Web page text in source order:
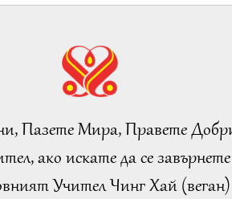
Пазете Мира, Правете
ако искате да се
Учител Чинг Хай (веган)